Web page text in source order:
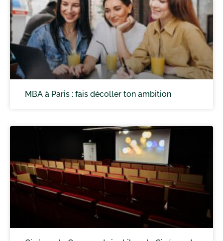
MBA à Paris : fais décoller ton ambition